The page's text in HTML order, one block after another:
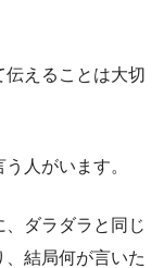
えることは大切
人がいます。
ダラダラと同じ
結局何が言いた